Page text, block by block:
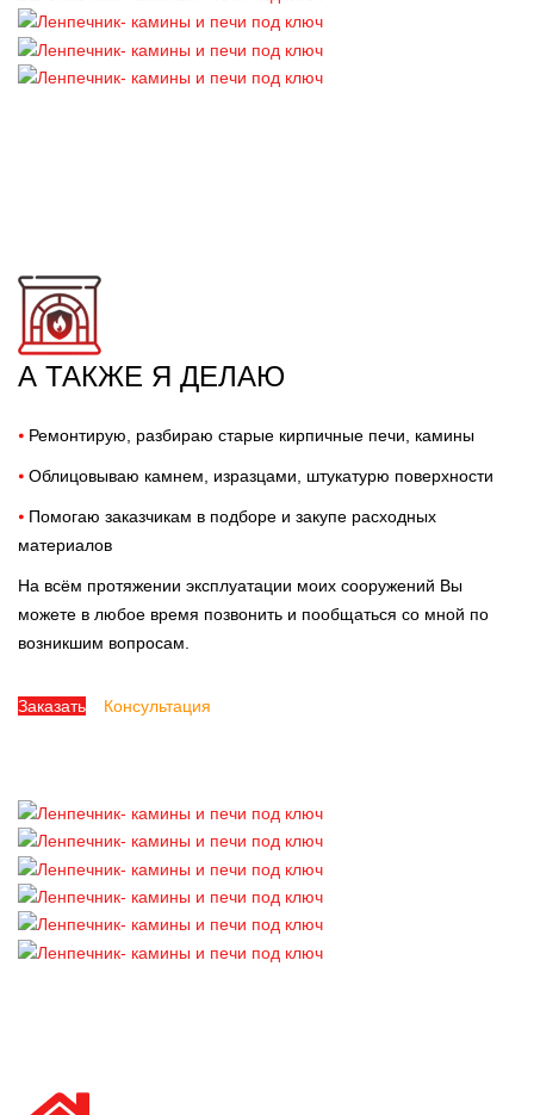
А ТАКЖЕ Я ДЕЛАЮ
⦁ Ремонтирую, разбираю старые кирпичные печи, камины
⦁ Облицовываю камнем, изразцами, штукатурю поверхности
⦁ Помогаю заказчикам в подборе и закупе расходных
материалов
На всём протяжении эксплуатации моих сооружений Вы
можете в любое время позвонить и пообщаться со мной по
возникшим вопросам.
Заказать Консультация